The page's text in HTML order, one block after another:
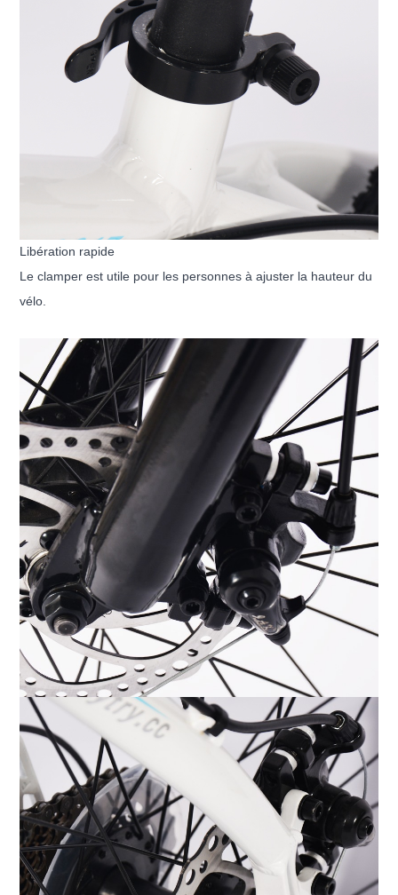
Libération rapide
Le clamper est utile pour les personnes à ajuster la hauteur du
vélo.